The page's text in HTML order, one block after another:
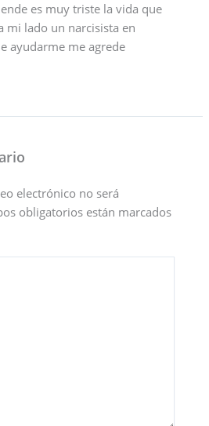
es muy triste la vida que
mi lado un narcisista en
ayudarme me agrede
electrónico no será
obligatorios están marcados